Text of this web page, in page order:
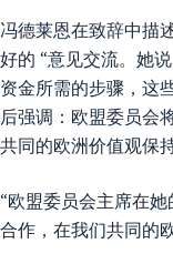
冯德莱恩在致辞中描
好的 “意见交流。她
资金所需的步骤，这
后强调：欧盟委员会
共同的欧洲价值观保
“欧盟委员会主席在
合作，在我们共同的